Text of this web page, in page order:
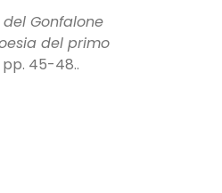
Gonfalone
del primo
pp. 45-48..